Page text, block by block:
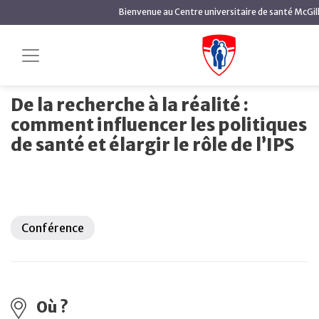
principal
Bienvenue au Centre universitaire de santé McGill
De la recherche à la réalité :
comment influencer les politiques de santé et élargir le
rôle de l’IPS
De la recherche à la réalité :
comment influencer les politiques
de santé et élargir le rôle de l’IPS
Conférence
Où ?